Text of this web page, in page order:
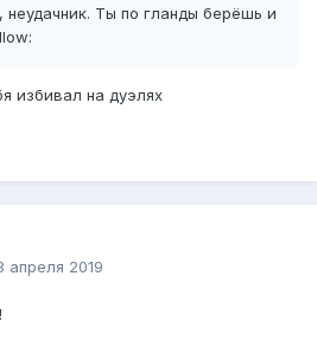
неудачник. Ты по гланды берёшь и
избивал на дуэлях
апреля 2019